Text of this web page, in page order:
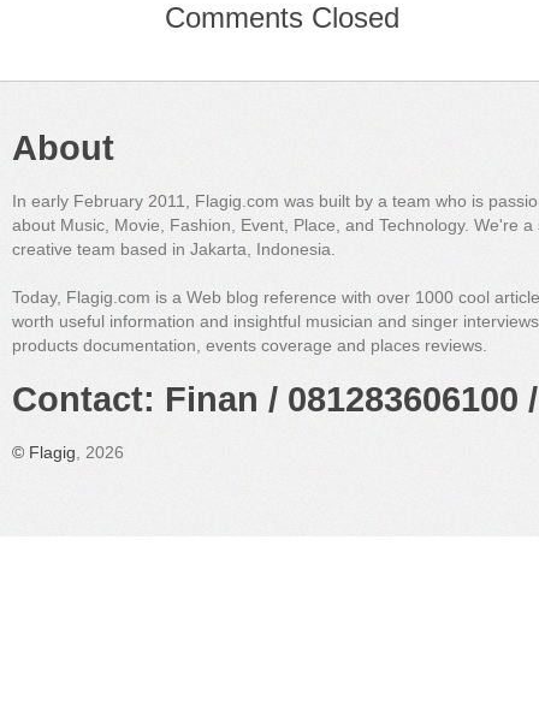
Comments Closed
About
In early February 2011, Flagig.com was built by a team who is
about Music, Movie, Fashion, Event, Place, and Technology. We're a
creative team based in Jakarta, Indonesia.
Today, Flagig.com is a Web blog reference with over 1000 cool
worth useful information and insightful musician and singer
products documentation, events coverage and places reviews.
Contact: Finan /
© Flagig, 2026